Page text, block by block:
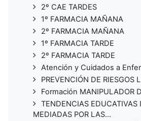
2º CAE TARDES
1º FARMACIA MAÑANA
2º FARMACIA MAÑANA
1º FARMACIA TARDE
2º FARMACIA TARDE
Atención y Cuidados a
PREVENCIÓN DE RIESGOS
Formación MANIPULADOR
TENDENCIAS EDUCATIVAS
MEDIADAS POR LAS...